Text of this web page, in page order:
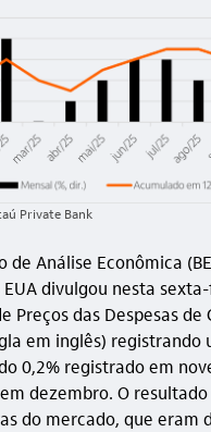
Private Bank
de Análise Econômica
EUA divulgou nesta
Preços das Despesas de
em inglês) registrando
0,2% registrado em
dezembro. O
do mercado, que eram